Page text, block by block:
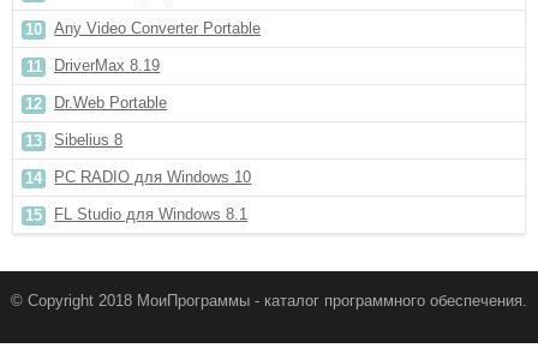
Any Video Converter Portable
DriverMax 8.19
Dr.Web Portable
Sibelius 8
PC RADIO для Windows 10
FL Studio для Windows 8.1
© Copyright 2018 МоиПрограммы - каталог программного обеспечения.